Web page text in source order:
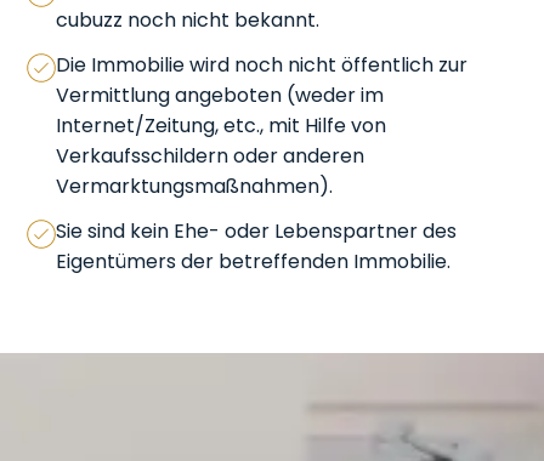
cubuzz noch nicht bekannt.
Die Immobilie wird noch nicht öffentlich zur
Vermittlung angeboten (weder im
Internet/Zeitung, etc., mit Hilfe von
Verkaufsschildern oder anderen
Vermarktungsmaßnahmen).
Sie sind kein Ehe- oder Lebenspartner des
Eigentümers der betreffenden Immobilie.